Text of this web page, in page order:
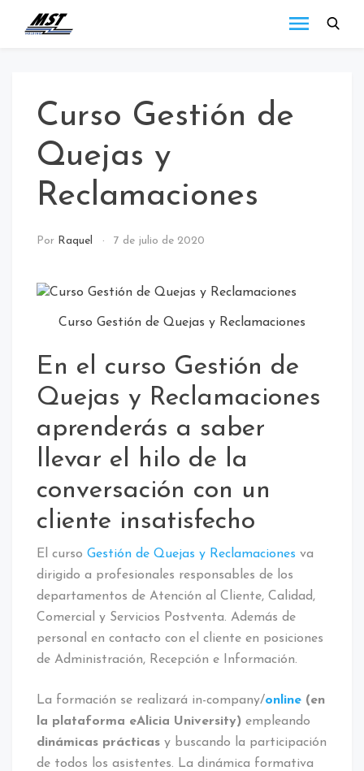
Curso Gestión de
Quejas y
Reclamaciones
Por Raquel 7 de julio de 2020
Curso Gestión de Quejas y Reclamaciones
En el curso Gestión de
Quejas y Reclamaciones
aprenderás a saber
llevar el hilo de la
conversación con un
cliente insatisfecho
El curso Gestión de Quejas y Reclamaciones va
dirigido a profesionales responsables de los
departamentos de Atención al Cliente, Calidad,
Comercial y Servicios Postventa. Además de
personal en contacto con el cliente en posiciones
de Administración, Recepción e Información.
La formación se realizará in-company/online (en
la plataforma eAlicia University) empleando
dinámicas prácticas y buscando la participación
de todos los asistentes. La dinámica formativa